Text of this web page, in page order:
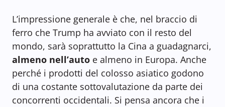
L’impressione generale è che, nel braccio di
ferro che Trump ha avviato con il resto del
mondo, sarà soprattutto la Cina a guadagnarci,
almeno nell’auto e almeno in Europa. Anche
perché i prodotti del colosso asiatico godono
di una costante sottovalutazione da parte dei
concorrenti occidentali. Si pensa ancora che i